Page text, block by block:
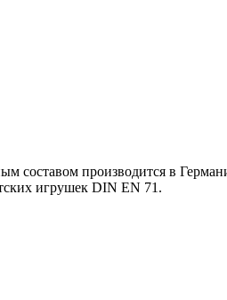
составом производится в
игрушек DIN EN 71.